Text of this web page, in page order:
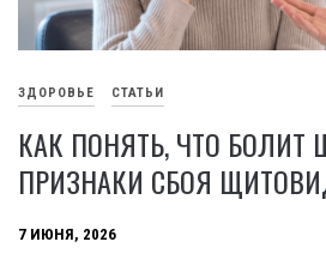
ЗДОРОВЬЕ СТАТЬИ
КАК ПОНЯТЬ, ЧТО БОЛИТ
ПРИЗНАКИ СБОЯ
7 ИЮНЯ, 2026